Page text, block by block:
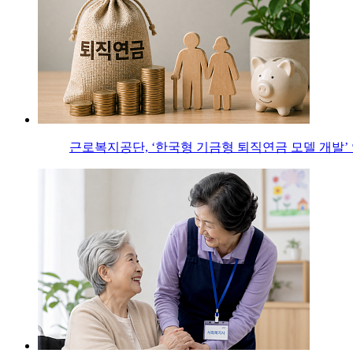
근로복지공단, ‘한국형 기금형 퇴직연금 모델 개발